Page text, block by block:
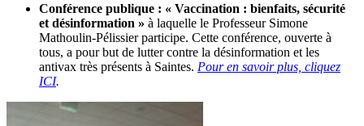
Conférence publique : « Vaccination : bienfaits, sécurité
et désinformation » à laquelle le Professeur Simone
Mathoulin-Pélissier participe. Cette conférence, ouverte à
tous, a pour but de lutter contre la désinformation et les
antivax très présents à Saintes. Pour en savoir plus, cliquez
ICI.